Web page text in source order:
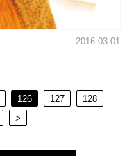
2016.03.01
126 127
128
>